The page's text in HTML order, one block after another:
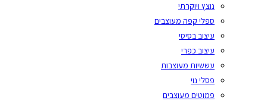
נוצץ ויוקרתי
ספלי קפה מעוצבים
עיצוב בסיסי
עיצוב כפרי
עששיות מעוצבות
פסלי נוי
פמוטים מעוצבים